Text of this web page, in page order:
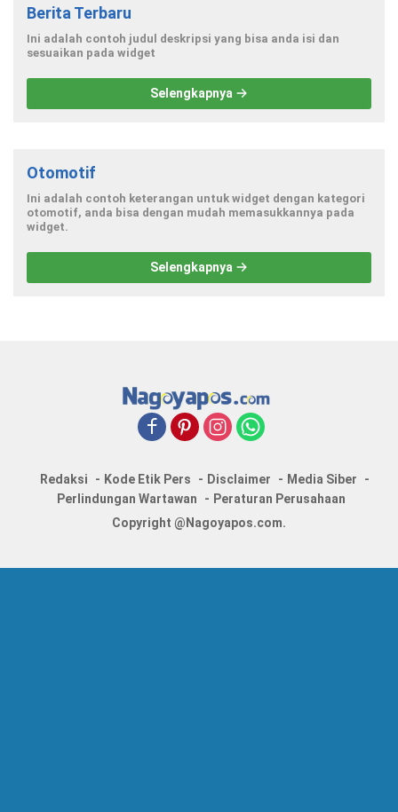
Berita Terbaru
Ini adalah contoh judul deskripsi yang bisa anda isi dan
sesuaikan pada widget
Selengkapnya
Otomotif
Ini adalah contoh keterangan untuk widget dengan kategori
otomotif, anda bisa dengan mudah memasukkannya pada
widget.
Selengkapnya
Redaksi Kode Etik Pers Disclaimer
Media Siber
Perlindungan Wartawan
Peraturan Perusahaan
Copyright @Nagoyapos.com.